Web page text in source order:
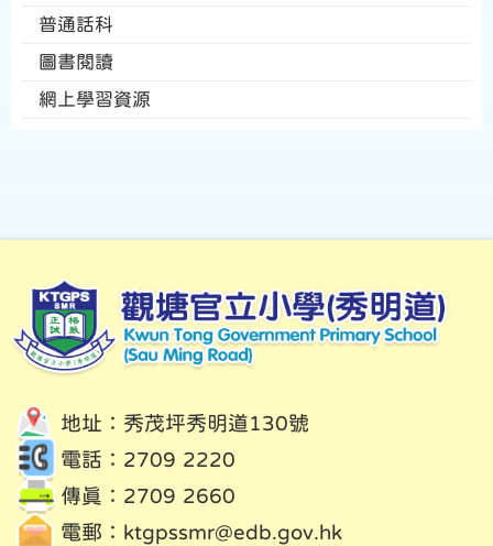
普通話科
圖書閱讀
網上學習資源
地址：秀茂坪秀明道130號
電話：2709 2220
傳真：2709 2660
電郵： ktgpssmr@edb.gov.hk